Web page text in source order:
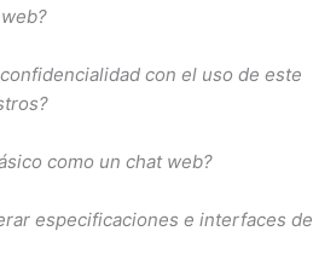
con el uso de este
como un chat web?
especificaciones e interfaces de